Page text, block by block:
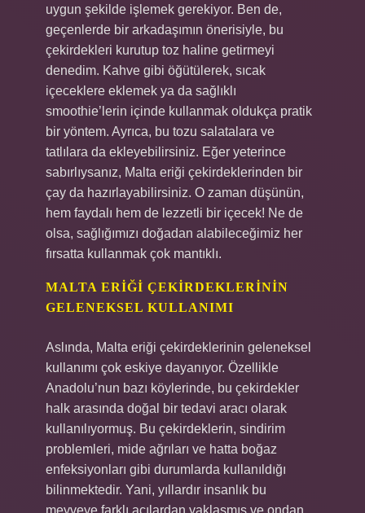
uygun şekilde işlemek gerekiyor. Ben de,
geçenlerde bir arkadaşımın önerisiyle, bu
çekirdekleri kurutup toz haline getirmeyi
denedim. Kahve gibi öğütülerek, sıcak
içeceklere eklemek ya da sağlıklı
smoothie’lerin içinde kullanmak oldukça pratik
bir yöntem. Ayrıca, bu tozu salatalara ve
tatlılara da ekleyebilirsiniz. Eğer yeterince
sabırlıysanız, Malta eriği çekirdeklerinden bir
çay da hazırlayabilirsiniz. O zaman düşünün,
hem faydalı hem de lezzetli bir içecek! Ne de
olsa, sağlığımızı doğadan alabileceğimiz her
fırsatta kullanmak çok mantıklı.
MALTA ERIĞI ÇEKIRDEKLERININ
GELENEKSEL KULLANIMI
Aslında, Malta eriği çekirdeklerinin geleneksel
kullanımı çok eskiye dayanıyor. Özellikle
Anadolu’nun bazı köylerinde, bu çekirdekler
halk arasında doğal bir tedavi aracı olarak
kullanılıyormuş. Bu çekirdeklerin, sindirim
problemleri, mide ağrıları ve hatta boğaz
enfeksiyonları gibi durumlarda kullanıldığı
bilinmektedir. Yani, yıllardır insanlık bu
meyveye farklı açılardan yaklaşmış ve ondan